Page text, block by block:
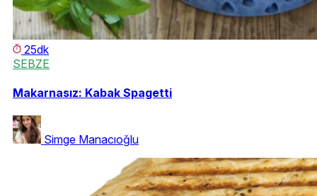
25dk
SEBZE
Makarnasız: Kabak Spagetti
Simge Manacıoğlu